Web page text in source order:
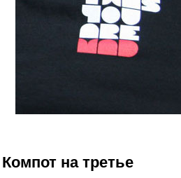
Компот на третье